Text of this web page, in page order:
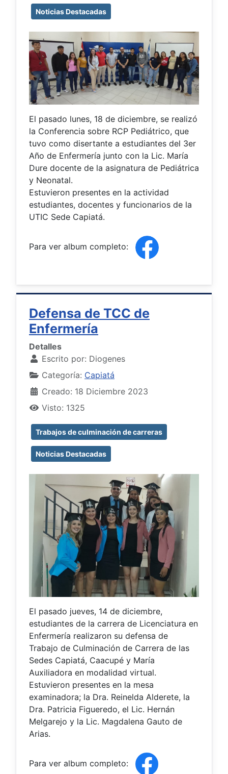
Noticias Destacadas
El pasado lunes, 18 de diciembre, se realizó
la Conferencia sobre RCP Pediátrico, que
tuvo como disertante a estudiantes del 3er
Año de Enfermería junto con la Lic. María
Dure docente de la asignatura de Pediátrica
y Neonatal.
Estuvieron presentes en la actividad
estudiantes, docentes y funcionarios de la
UTIC Sede Capiatá.
Para ver album completo:
Defensa de TCC de
Enfermería
Detalles
Escrito por: Diogenes
Categoría: Capiatá
Creado: 18 Diciembre 2023
Visto: 1325
Trabajos de culminación de carreras
Noticias Destacadas
El pasado jueves, 14 de diciembre,
estudiantes de la carrera de Licenciatura en
Enfermería realizaron su defensa de
Trabajo de Culminación de Carrera de las
Sedes Capiatá, Caacupé y María
Auxiliadora en modalidad virtual.
Estuvieron presentes en la mesa
examinadora; la Dra. Reinelda Alderete, la
Dra. Patricia Figueredo, el Lic. Hernán
Melgarejo y la Lic. Magdalena Gauto de
Arias.
Para ver album completo: